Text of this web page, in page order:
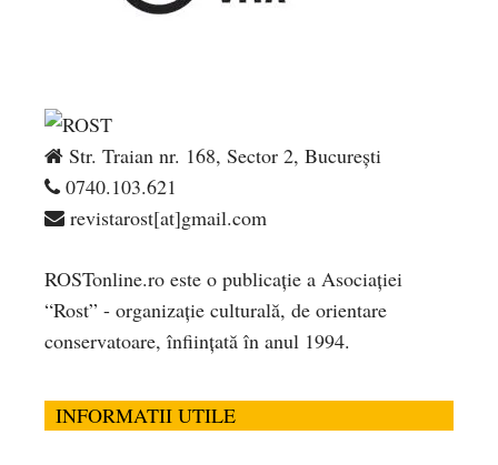
Str. Traian nr. 168, Sector 2, București
0740.103.621
revistarost[at]gmail.com
ROSTonline.ro este o publicaţie a Asociaţiei
“Rost” - organizaţie culturală, de orientare
conservatoare, înfiinţată în anul 1994.
INFORMATII UTILE